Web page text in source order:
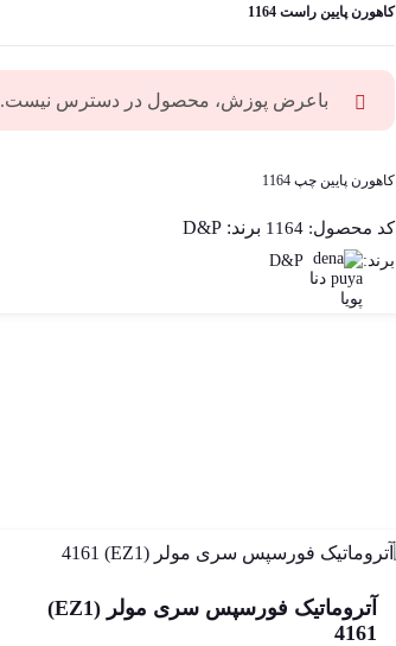
کاهورن پایین راست 1164
باعرض پوزش، محصول در دسترس نیست.
کاهورن پایین چپ 1164
کد محصول: 1164 برند: D&P
برند: D&P
آتروماتیک فورسپس سری مولر (EZ1)
4161